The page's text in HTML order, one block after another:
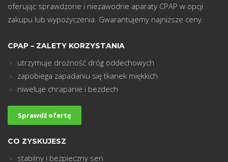
oferując sprawdzone i niezawodne aparaty CPAP w opcji
zakupu lub wypożyczenia. Gwarantujemy najniższe ceny.
CPAP – ZALETY KORZYSTANIA
utrzymuje drożność dróg oddechowych
zapobiega zapadaniu się tkanek miękkich
niweluje chrapanie i bezdech
Sprawdź ofertę
CO ZYSKUJESZ
stabilny i bezpieczny sen